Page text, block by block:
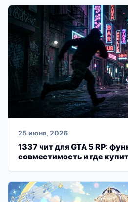
25 июня, 2026
1337 чит для GTA 5 RP:
совместимость и где